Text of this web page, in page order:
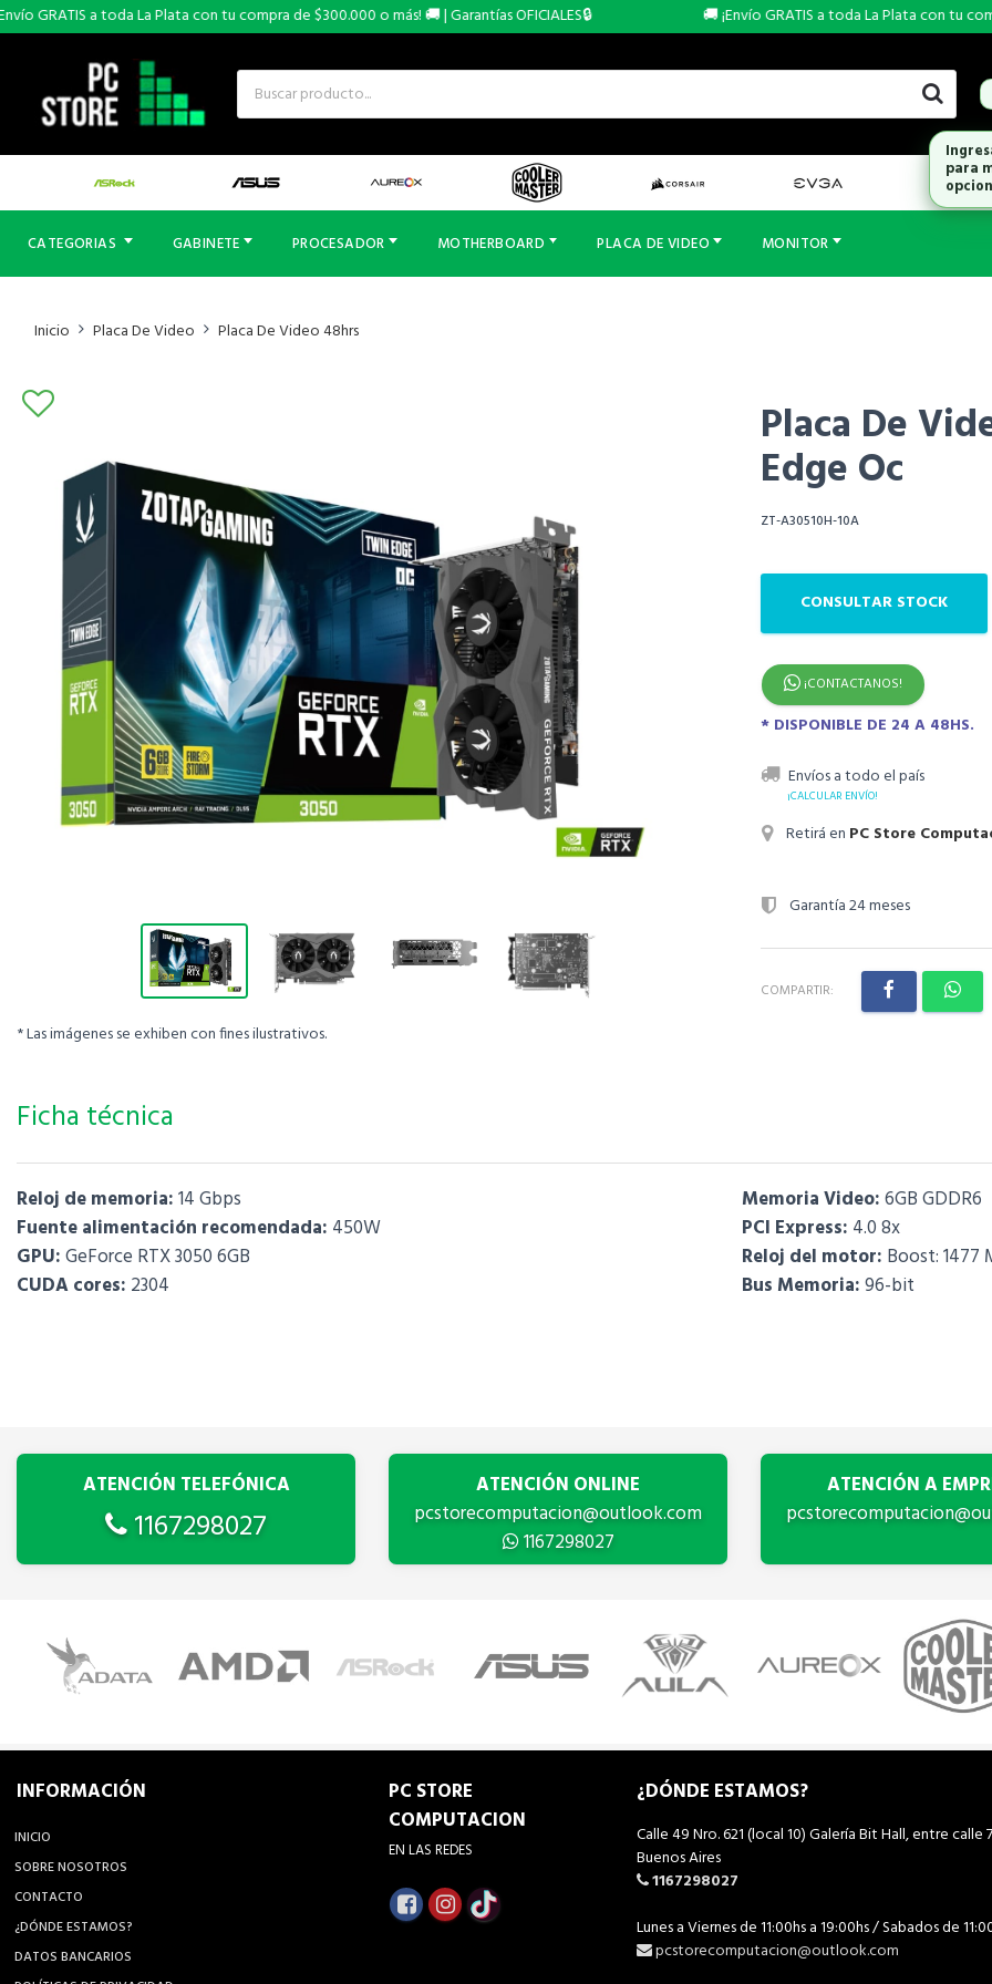
GRATIS a toda La Plata con tu compra de $300.000 o más! 🚚 | Garantías OFICIALES🔒 🚚 ¡Envío GRATIS a toda La Plata con tu
CATEGORIAS GABINETE PROCESADOR MOTHERBOARD PLACA DE VIDEO MONITOR
Inicio Placa De Video Placa De Video 48hrs
* Las imágenes se exhiben con fines ilustrativos.
Placa De
Edge Oc
ZT-A30510H-10A
CONSULTAR STOCK
¡CONTACTANOS!
* DISPONIBLE DE 24 A 48HS.
Envíos a todo el país
¡CALCULAR ENVÍO!
Retirá en PC Store
Garantía 24 meses
COMPARTIR:
Ficha técnica
Reloj de memoria:14 Gbps
Fuente alimentación recomendada: 450W
GPU:GeForce RTX 3050 6GB
CUDA cores: 2304
Memoria Video:6GB GDDR6
PCI Express: 4.0 8x
Reloj del motor: Boost: 1477
Bus Memoria:96-bit
ATENCIÓN TELEFÓNICA
1167298027
ATENCIÓN ONLINE
pcstorecomputacion@outlook.com
1167298027
ATENCIÓN A
INFORMACIÓN
INICIO
SOBRE NOSOTROS
CONTACTO
¿DÓNDE ESTAMOS?
DATOS BANCARIOS
PC STORE
COMPUTACION
EN LAS REDES
¿DÓNDE ESTAMOS?
Calle 49 Nro. 621 (local 10) Galería Bit Hall, entre calle
Buenos Aires
1167298027
Lunes a Viernes de 11:00hs a 19:00hs / Sabados de
pcstorecomputacion@outlook.com